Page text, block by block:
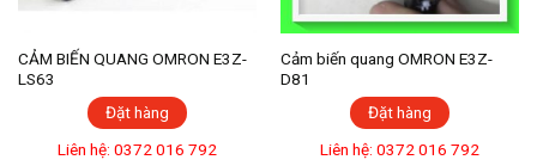
CẢM BIẾN QUANG OMRON E3Z-
LS63
Đặt hàng
Liên hệ: 0372 016 792
Cảm biến quang OMRON E3Z-
D81
Đặt hàng
Liên hệ: 0372 016 792